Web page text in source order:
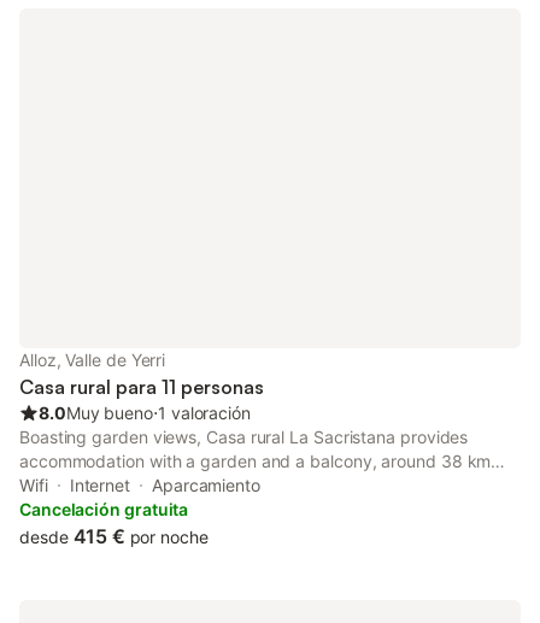
Alloz, Valle de Yerri
Casa rural para 11 personas
8.0Muy bueno⋅1 valoración
Boasting garden views, Casa rural La Sacristana provides
accommodation with a garden and a balcony, around 38 km
from Pamplona Catedral. With city views, this accommodation
offers a patio.
Wifi Internet
Aparcamiento
Cancelación gratuita
desde 415 € por noche